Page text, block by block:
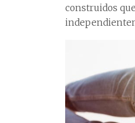
construidos